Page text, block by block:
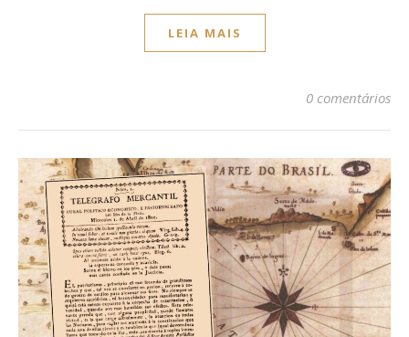
LEIA MAIS
0 comentários